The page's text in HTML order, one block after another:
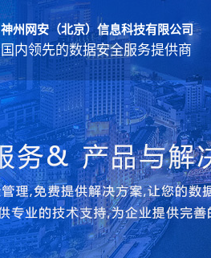
神州网安（北京）信息科技有限公司
国内领先的数据安全服务提供商